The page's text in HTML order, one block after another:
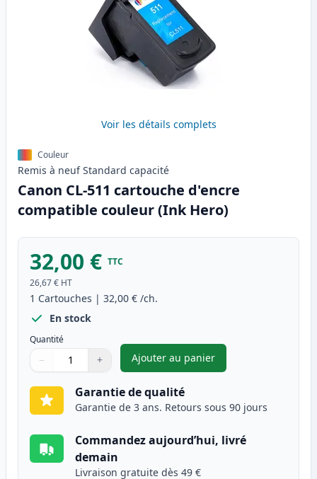
Voir les détails complets
Couleur
Remis à neuf Standard capacité
Canon CL-511 cartouche d'encre
compatible couleur (Ink Hero)
32,00 € TTC
26,67 € HT
1 Cartouches | 32,00 € /ch.
En stock
Quantité
Quantité
Utilisez les boutons pour ajuster
− +
Quantité
Ajouter au panier
,Canon CL-511 cartouche
Garantie de qualité
Garantie de 3 ans. Retours sous 90 jours
Commandez aujourd’hui, livré
demain
Livraison gratuite dès 49 €